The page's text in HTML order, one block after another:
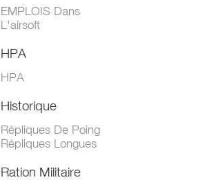
EMPLOIS Dans
L'airsoft
HPA
HPA
Historique
Répliques De Poing
Répliques Longues
Ration Militaire